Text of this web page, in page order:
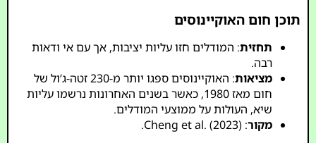
תוכן חום האוקיינוסים
תחזית: המודלים חזו עליות יציבות, אך עם אי ודאות
רבה.
מציאות
: האוקיינוסים ספגו יותר מ-230 זטה-ג’ול של
חום מאז 1980, כאשר בשנים האחרונות נרשמו עליות
שיא, העולות על ממוצעי המודלים.
מקור: Cheng et al. (2023).